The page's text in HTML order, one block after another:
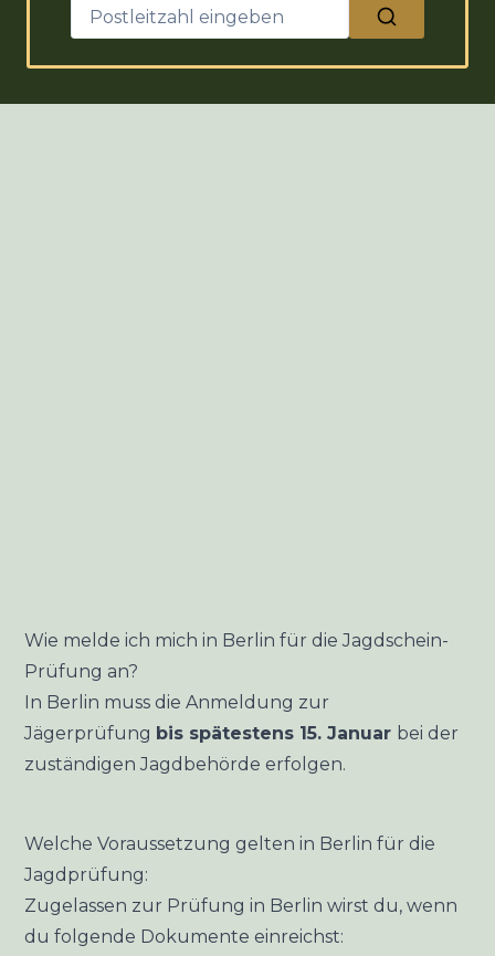
Wie melde ich mich in Berlin für die Jagdschein-
Prüfung an?
In Berlin muss die Anmeldung zur
Jägerprüfung bis spätestens 15. Januar bei der
zuständigen Jagdbehörde erfolgen.
Welche Voraussetzung gelten in Berlin für die
Jagdprüfung:
Zugelassen zur Prüfung in Berlin wirst du, wenn
du folgende Dokumente einreichst: